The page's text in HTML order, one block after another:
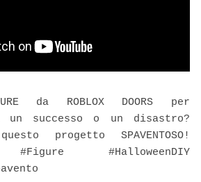
da ROBLOX DOORS per
un successo o un disastro?
progetto SPAVENTOSO!
#Figure #HalloweenDIY